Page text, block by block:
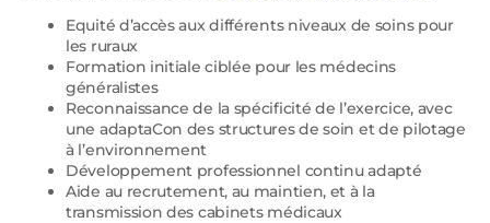
Equité d’accès aux différents niveaux de soins pour
les ruraux
Formation initiale ciblée pour les médecins
généralistes
Reconnaissance de la spécificité de l’exercice, avec
une adaptaCon des structures de soin et de pilotage
à l’environnement
Développement professionnel continu adapté
Aide au recrutement, au maintien, et à la
transmission des cabinets médicaux